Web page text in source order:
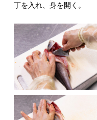
丁を入れ、身を開く。